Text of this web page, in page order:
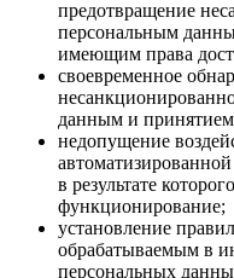
предотвращение
персональным
имеющим права
своевременное
данным и
недопущение
в результате
функционирование;
установление
обрабатываемым в
персональных